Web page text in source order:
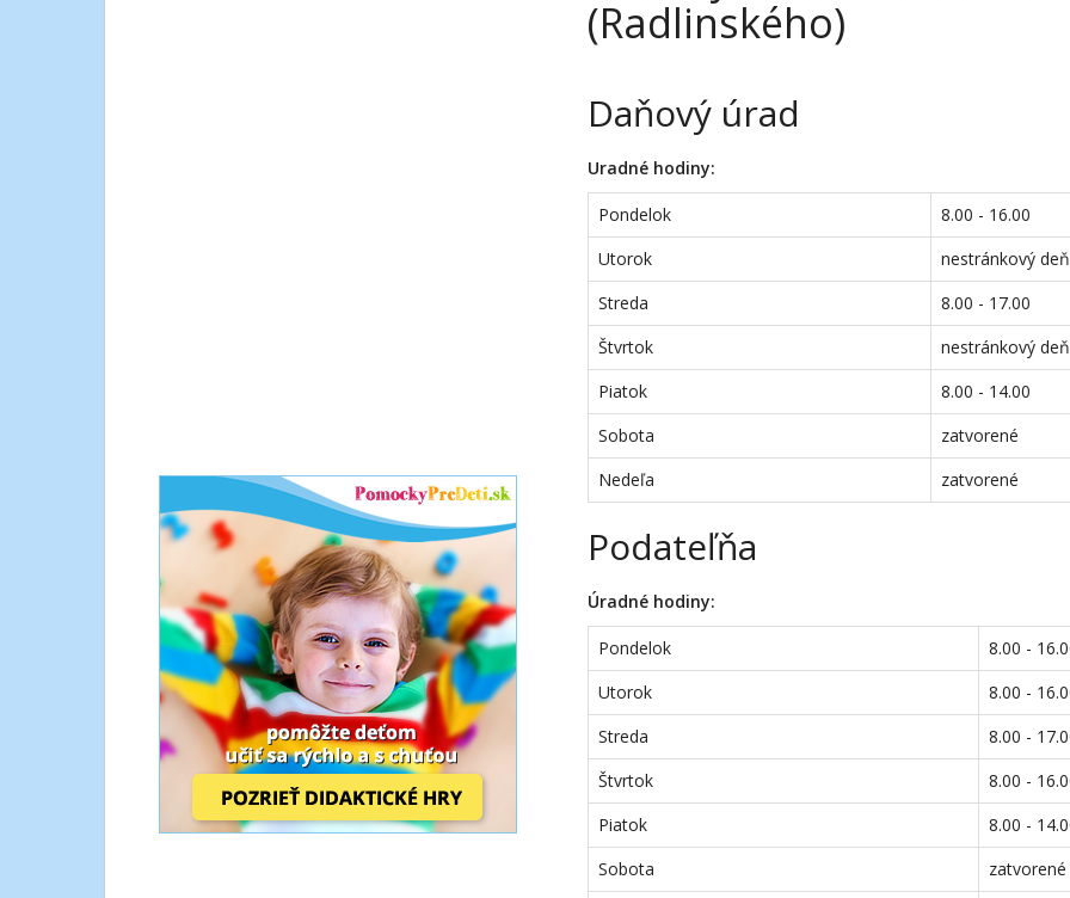
(Radlinského)
Daňový úrad
Uradné hodiny:
Pondelok
8.00 - 16.00
Utorok
nestránkový deň
Streda
8.00 - 17.00
Štvrtok
nestránkový deň
Piatok
8.00 - 14.00
Sobota
zatvorené
Nedeľa
zatvorené
Podateľňa
Úradné hodiny:
Pondelok
8.00 -
Utorok
8.00 -
Streda
8.00 -
Štvrtok
8.00 -
Piatok
8.00 -
Sobota
zatvorené